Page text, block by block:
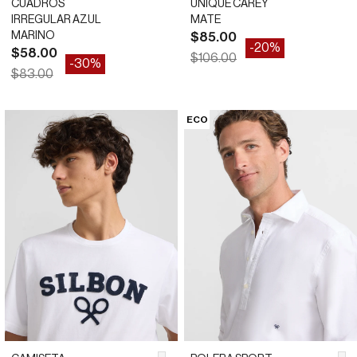
CUADROS
IRREGULAR AZUL
MARINO
Precio de oferta
$58.00
Precio normal
$83.00
-30%
UNIQUE CAREY
MATE
Precio de oferta
$85.00
Precio normal
$106.00
-20%
ECO